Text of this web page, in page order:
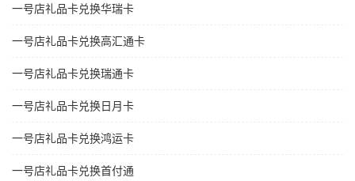
一号店礼品卡兑换华瑞卡
一号店礼品卡兑换高汇通卡
一号店礼品卡兑换瑞通卡
一号店礼品卡兑换日月卡
一号店礼品卡兑换鸿运卡
一号店礼品卡兑换首付通